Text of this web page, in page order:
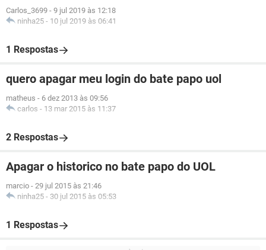
Carlos_3699 - 9 jul 2019 às 12:18
ninha25 - 10 jul 2019 às 06:41
1 Respostas
quero apagar meu login do bate papo uol
matheus - 6 dez 2013 às 09:56
carlos - 13 mar 2015 às 11:37
2 Respostas
Apagar o historico no bate papo do UOL
marcio - 29 jul 2015 às 21:46
ninha25 - 30 jul 2015 às 05:53
1 Respostas